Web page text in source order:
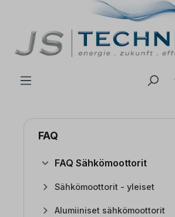
FAQ
FAQ Sähkömoottorit
Sähkömoottorit - yleiset
Alumiiniset sähkömoottorit